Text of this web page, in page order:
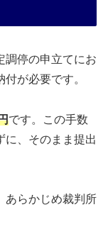
調停の申立てにお
が必要です。
です。この手数
に、そのまま提出
あらかじめ裁判所